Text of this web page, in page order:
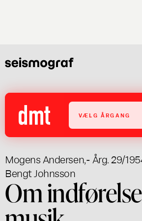
VÆLG ÅRGANG
Mogens Andersen,
Bengt Johnsson
- Årg. 29/
Om